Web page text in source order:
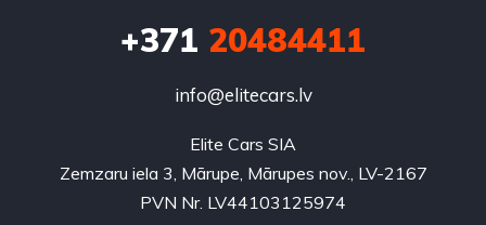
+371 20484411
info@elitecars.lv
Elite Cars SIA
Zemzaru iela 3, Mārupe, Mārupes nov., LV-2167
PVN Nr. LV44103125974